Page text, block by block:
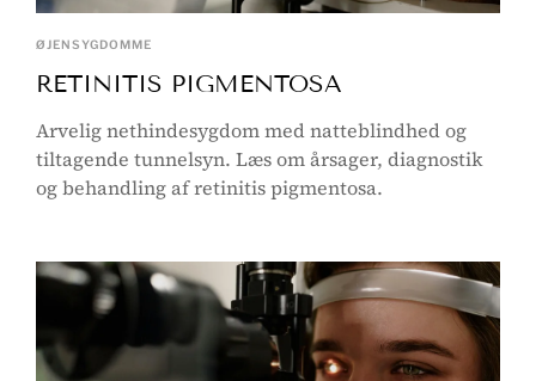
ØJENSYGDOMME
RETINITIS PIGMENTOSA
Arvelig nethindesygdom med natteblindhed og
tiltagende tunnelsyn. Læs om årsager, diagnostik
og behandling af retinitis pigmentosa.